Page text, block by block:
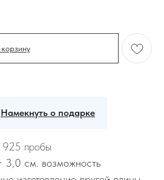
Намекнуть о подарке
пробы
см. возможность